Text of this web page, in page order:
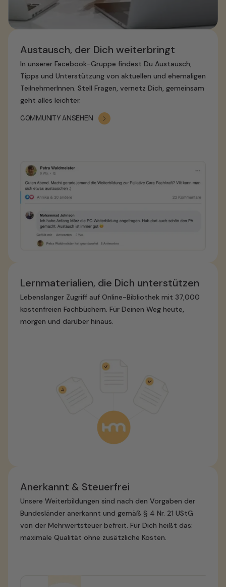
Austausch, der Dich weiterbringt
In unserer Facebook-Gruppe findest Du Austausch,
Tipps und Unterstützung von aktuellen und ehemaligen
TeilnehmerInnen. Stell Fragen, vernetz Dich, gemeinsam
geht alles leichter.
COMMUNITY ANSEHEN
Lernmaterialien, die Dich unterstützen
Lebenslanger Zugriff auf Online-Bibliothek mit 37,000
kostenfreien Fachbüchern. Für Deinen Weg heute,
morgen und darüber hinaus.
Anerkannt & Steuerfrei
Unsere Weiterbildungen sind nach den Vorgaben der
Bundesländer anerkannt und gemäß § 4 Nr. 21 UStG
von der Mehrwertsteuer befreit. Für Dich heißt das:
maximale Qualität ohne zusätzliche Kosten.